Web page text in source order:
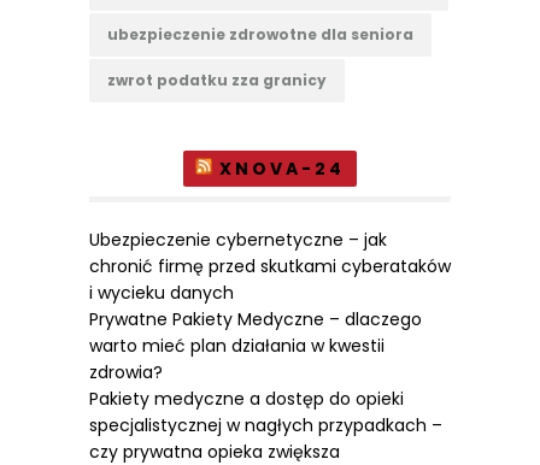
ubezpieczenie zdrowotne dla seniora
zwrot podatku zza granicy
XNOVA-24
Ubezpieczenie cybernetyczne – jak
chronić firmę przed skutkami cyberataków
i wycieku danych
Prywatne Pakiety Medyczne – dlaczego
warto mieć plan działania w kwestii
zdrowia?
Pakiety medyczne a dostęp do opieki
specjalistycznej w nagłych przypadkach –
czy prywatna opieka zwiększa